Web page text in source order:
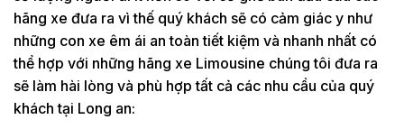
hãng xe đưa ra vì thế quý khách sẽ có cảm giác y như
những con xe êm ái an toàn tiết kiệm và nhanh nhất có
thể hợp với những hãng xe Limousine chúng tôi đưa ra
sẽ làm hài lòng và phù hợp tất cả các nhu cầu của quý
khách tại Long an: